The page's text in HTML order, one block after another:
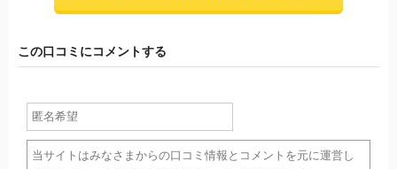
この口コミにコメントする